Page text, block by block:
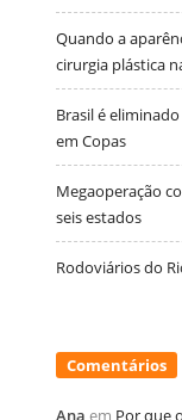
Quando a
cirurgia plástica
Brasil é
em Copas
Megaoperação
seis estados
Rodoviários do
Comentários
Ana em Por que